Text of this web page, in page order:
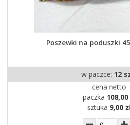
Poszewki na poduszki
w paczce: 12
cena netto
paczka 108,00
sztuka 9,00